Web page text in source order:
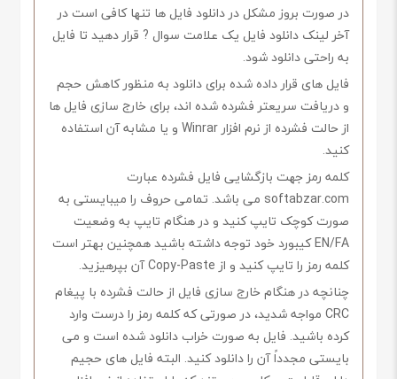
در صورت بروز مشکل در دانلود فایل ها تنها کافی است در
آخر لینک دانلود فایل یک علامت سوال ? قرار دهید تا فایل
به راحتی دانلود شود.
فایل های قرار داده شده برای دانلود به منظور کاهش حجم
و دریافت سریعتر فشرده شده اند، برای خارج سازی فایل ها
از حالت فشرده از نرم افزار Winrar و یا مشابه آن استفاده
کنید.
کلمه رمز جهت بازگشایی فایل فشرده عبارت
softabzar.com می باشد. تمامی حروف را میبایستی به
صورت کوچک تایپ کنید و در هنگام تایپ به وضعیت
EN/FA کیبورد خود توجه داشته باشید همچنین بهتر است
کلمه رمز را تایپ کنید و از Copy-Paste آن بپرهیزید.
چنانچه در هنگام خارج سازی فایل از حالت فشرده با پیغام
CRC مواجه شدید، در صورتی که کلمه رمز را درست وارد
کرده باشید. فایل به صورت خراب دانلود شده است و می
بایستی مجدداً آن را دانلود کنید. البته فایل های حجیم